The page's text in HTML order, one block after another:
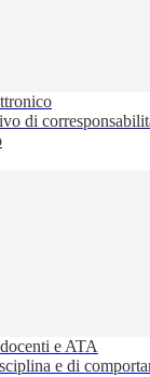
di
e ATA
e di